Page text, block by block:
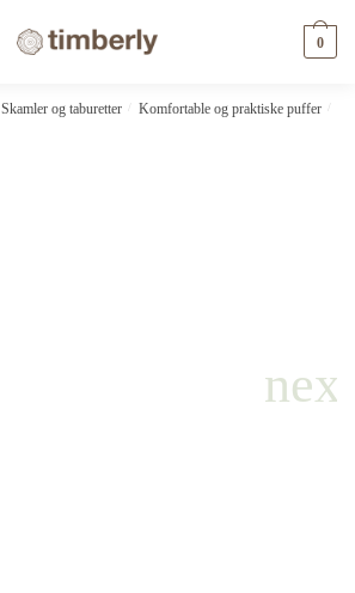
0
Skamler og taburetter Komfortable og praktiske puffer